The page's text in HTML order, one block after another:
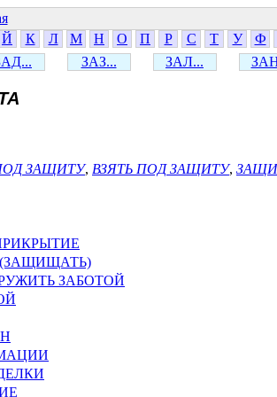
Й К Л М Н О П Р С Т У Ф
ЗАЗ... ЗАЛ...
ЗАЩИТУ, ВЗЯТЬ ПОД ЗАЩИТУ,
(ЗАЩИЩАТЬ)
ЗАБОТОЙ